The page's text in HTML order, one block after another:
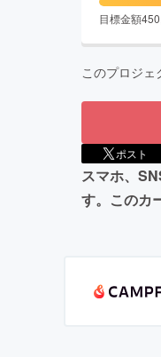
目標金額
このプロジェ
ポスト
スマホ、
す。このカ